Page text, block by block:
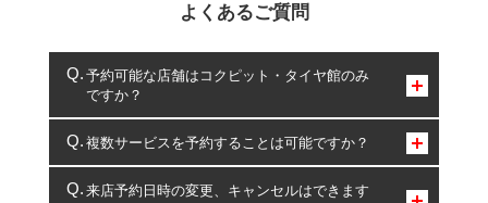
よくあるご質問
予約可能な店舗はコクピット・タイヤ館のみ
ですか？
コクピット・タイヤ館のみとなります。
複数サービスを予約することは可能ですか？
複数サービスのご予約は可能です。
来店予約日時の変更、キャンセルはできます